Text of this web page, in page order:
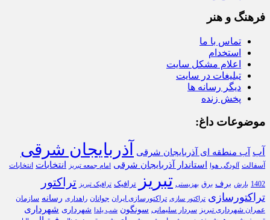
فرهنگ و هنر
تماس با ما
استخدام
اعلام مشکل سایت
تبلیغات در سایت
دیگر رسانه ها
پخش زنده
موضوعات داغ:
آب آب منطقه ای آذربایجان شرقی آذربایجان شرقی
آسفالت آلودگی هوا استاندار آذربایجان شرقی امام جمعه تبریز انتخابات انتخابات
1402 بارش برف برق بهزیستی تبریز ترافیک ترافیک تبریز تراکتور
تراکتورسازی تراکتور سازی تراکتورسازی ایران جوانان راهداری رسانه سازمان
عمران شهرداری تبریز سردار سلیمانی سونگون شب یلدا شهرداری شهرداری